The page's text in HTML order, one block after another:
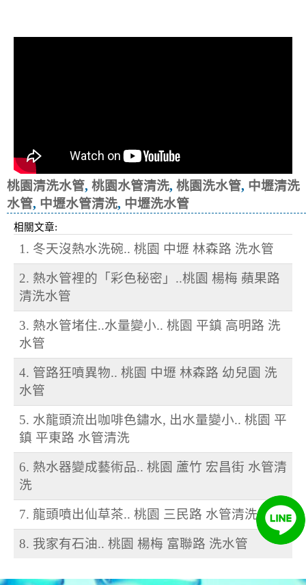
桃園清洗水管, 桃園水管清洗, 桃園洗水管, 中壢清洗
水管, 中壢水管清洗, 中壢洗水管
相關文章:
1. 冬天沒熱水洗碗.. 桃園 中壢 林森路 洗水管
2. 熱水管裡的「彩色秘密」..桃園 楊梅 蘋果路
清洗水管
3. 熱水管堵住..水量變小.. 桃園 平鎮 高明路 洗
水管
4. 管路狂噴異物.. 桃園 中壢 林森路 幼兒園 洗
水管
5. 水龍頭流出咖啡色鏽水, 出水量變小.. 桃園 平
鎮 平東路 水管清洗
6. 熱水器變成藝術品.. 桃園 蘆竹 宏昌街 水管清
洗
7. 龍頭噴出仙草茶.. 桃園 三民路 水管清洗
8. 我家有石油.. 桃園 楊梅 富聯路 洗水管